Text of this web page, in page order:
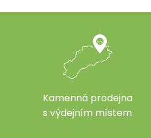
Kamenná prodejna
s výdejním místem